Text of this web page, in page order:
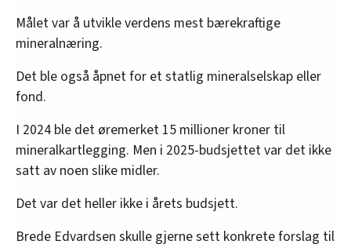
Målet var å utvikle verdens mest bærekraftige
mineralnæring.
Det ble også åpnet for et statlig mineralselskap eller
fond.
I 2024 ble det øremerket 15 millioner kroner til
mineralkartlegging. Men i 2025-budsjettet var det ikke
satt av noen slike midler.
Det var det heller ikke i årets budsjett.
Brede Edvardsen skulle gjerne sett konkrete forslag til